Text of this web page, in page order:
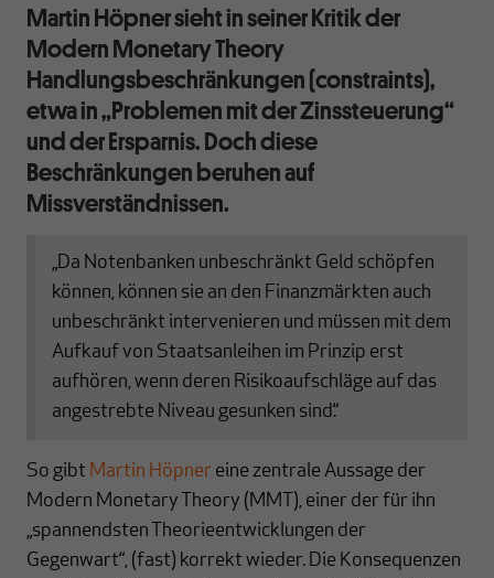
Martin Höpner sieht in seiner Kritik der
Modern Monetary Theory
Handlungsbeschränkungen (constraints),
etwa in „Problemen mit der Zinssteuerung“
und der Ersparnis. Doch diese
Beschränkungen beruhen auf
Missverständnissen.
„Da Notenbanken unbeschränkt Geld schöpfen
können, können sie an den Finanzmärkten auch
unbeschränkt intervenieren und müssen mit dem
Aufkauf von Staatsanleihen im Prinzip erst
aufhören, wenn deren Risikoaufschläge auf das
angestrebte Niveau gesunken sind.“
So gibt Martin Höpner eine zentrale Aussage der
Modern Monetary Theory (MMT), einer der für ihn
„spannendsten Theorieentwicklungen der
Gegenwart“, (fast) korrekt wieder. Die Konsequenzen